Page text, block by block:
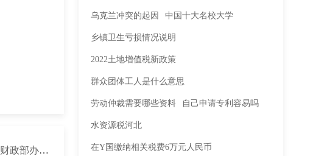
国家税务总局新疆维吾尔自治区税务局-政策文件-最新文件-财政部办公厅 国家发展改革委办公厅 税务总局办公厅 市场监管总局办公厅关于组织开展代理记账机构信用评价试点工作的通知
乌克兰冲突的起因 中国十大名校大学
乡镇卫生亏损情况说明
2022土地增值税新政策
群众团体工人是什么意思
劳动仲裁需要哪些资料 自己申请专利容易吗
水资源税河北
在Y国缴纳相关税费6万元人民币